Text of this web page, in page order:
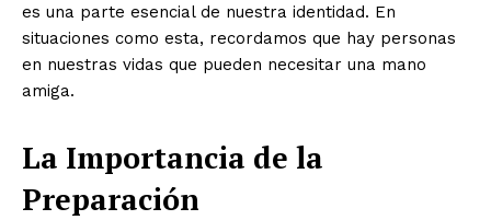
es una parte esencial de nuestra identidad. En
situaciones como esta, recordamos que hay personas
en nuestras vidas que pueden necesitar una mano
amiga.
La Importancia de la
Preparación